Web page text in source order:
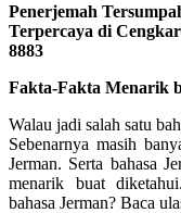
Penerjemah
Terpercaya di
8883
Fakta-Fakta Menarik
Walau jadi salah satu
Sebenarnya masih
Jerman. Serta bahasa
menarik buat
bahasa Jerman? Baca